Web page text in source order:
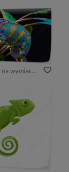
Fototapeta na wymiar Jemen kameleon odizolowywający na czarnym tle